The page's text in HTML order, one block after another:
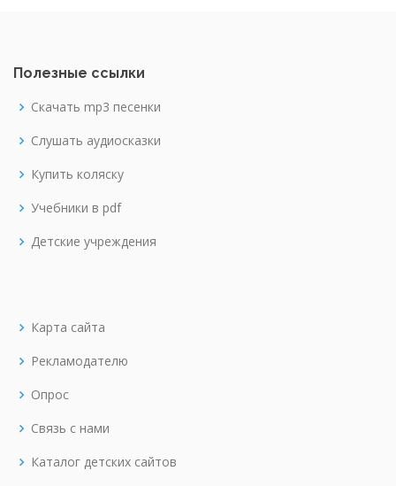
Полезные ссылки
Скачать mp3 песенки
Слушать аудиосказки
Купить коляску
Учебники в pdf
Детские учреждения
Карта сайта
Рекламодателю
Опрос
Связь с нами
Каталог детских сайтов